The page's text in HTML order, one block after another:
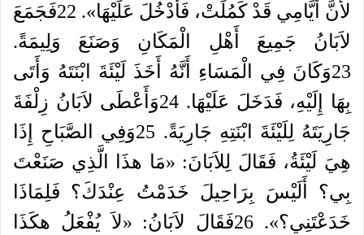
لأَنَّ أَيَّامِي قَدْ كَمُلَتْ، فَأَدْخُلَ عَلَيْهَا».
22فَجَمَعَ
لاَبَانُ
جَمِيعَ أَهْلِ الْمَكَانِ وَصَنَعَ وَلِيمَةً.
23وَكَانَ فِي الْمَسَاءِ أَنَّهُ أَخَذَ لَيْئَةَ ابْنَتَهُ وَأَتَى
بِهَا
إِلَيْهِ، فَدَخَلَ عَلَيْهَا.
24وَأَعْطَى لاَبَانُ زِلْفَةَ
جَارِيَتَهُ لِلَيْئَةَ ابْنَتِهِ جَارِيَةً.
25وَفِي الصَّبَاحِ
إِذَا
هِيَ لَيْئَةُ، فَقَالَ لِلاَبَانَ: «مَا هذَا الَّذِي صَنَعْتَ
بِي؟
أَلَيْسَ بِرَاحِيلَ خَدَمْتُ عِنْدَكَ؟ فَلِمَاذَا
خَدَعْتَنِي؟».
26فَقَالَ لاَبَانُ: «لاَ يُفْعَلُ هكَذَا